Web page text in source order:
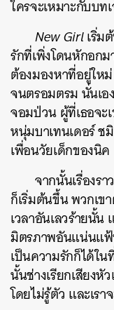
ใครจะเหมาะกับบท
New Girlเริ่ม
รักที่เพิ่งโดนหักอก
ต้องมองหาที่อยู่ให
จนตรอมตรม นั่นเ
จอมป่วน ผู้ที่เธอจะ
หนุ่มบาเทนเดอร์
เพื่อนวัยเด็กของนิค
จากนั้นเรื่องร
ก็เริ่มต้นขึ้น พวกเข
เวลาอันเลวร้ายนั้
มิตรภาพอันแน่นแฟ้
เป็นความรักก็ได้ใ
นั้นช่างเรียกเสียงหั
โดยไม่รู้ตัว และเร